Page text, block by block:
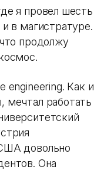
я провел шесть
в магистратуре.
продолжу
engineering. Как и
мечтал работать
довольно
Она